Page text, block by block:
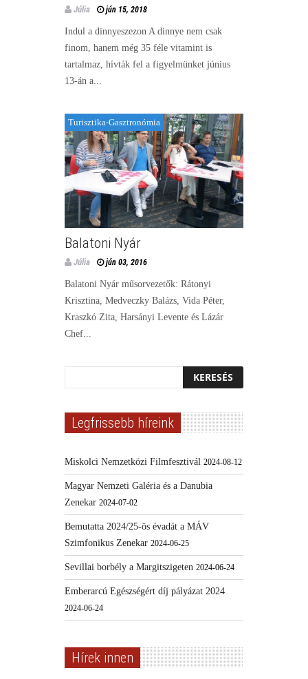
Júlia jún 15, 2018
Indul a dinnyeszezon A dinnye nem csak
finom, hanem még 35 féle vitamint is
tartalmaz, hívták fel a figyelmünket június
13-án a...
Turisztika-Gasztronómia
Balatoni Nyár
Júlia jún 03, 2016
Balatoni Nyár műsorvezetők: Rátonyi
Krisztina, Medveczky Balázs, Vida Péter,
Kraszkó Zita, Harsányi Levente és Lázár
Chef...
Legfrissebb híreink
Miskolci Nemzetközi Filmfesztivál 2024-08-12
Magyar Nemzeti Galéria és a Danubia
Zenekar 2024-07-02
Bemutatta 2024/25-ös évadát a MÁV
Szimfonikus Zenekar 2024-06-25
Sevillai borbély a Margitszigeten 2024-06-24
Emberarcú Egészségért díj pályázat 2024
2024-06-24
Hírek innen